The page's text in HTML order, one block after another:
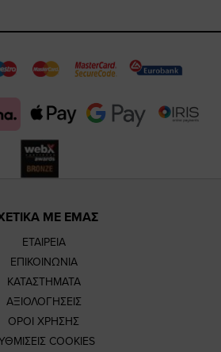
https://
page
https://
page
our
TikTok
page
ΜΕ ΕΜΑΣ
ΕΤΑΙΡΕΙΑ
ΕΠΙΚΟΙΝΩΝΙΑ
ΚΑΤΑΣΤΗΜΑΤΑ
ΑΞΙΟΛΟΓΗΣΕΙΣ
ΟΡΟΙ ΧΡΗΣΗΣ
COOKIES